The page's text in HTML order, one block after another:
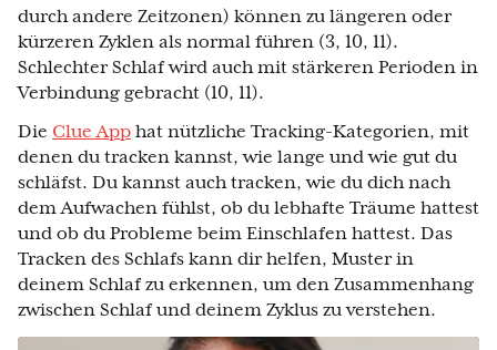
durch andere Zeitzonen) können zu längeren oder
kürzeren Zyklen als normal führen (3, 10, 11).
Schlechter Schlaf wird auch mit stärkeren Perioden in
Verbindung gebracht (10, 11).
Die Clue App hat nützliche Tracking-Kategorien, mit
denen du tracken kannst, wie lange und wie gut du
schläfst. Du kannst auch tracken, wie du dich nach
dem Aufwachen fühlst, ob du lebhafte Träume hattest
und ob du Probleme beim Einschlafen hattest. Das
Tracken des Schlafs kann dir helfen, Muster in
deinem Schlaf zu erkennen, um den Zusammenhang
zwischen Schlaf und deinem Zyklus zu verstehen.